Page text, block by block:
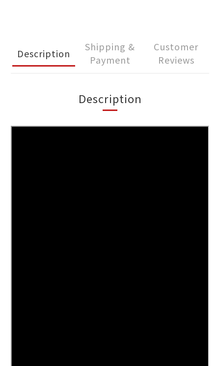
Description
Shipping &
Payment
Customer
Reviews
Description